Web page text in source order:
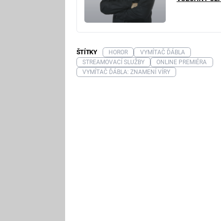
ŠTÍTKY HOROR
VYMÍTAČ ĎÁBLA
STREAMOVACÍ SLUŽBY
ONLINE PREMIÉRA
VYMÍTAČ ĎÁBLA: ZNAMENÍ VÍRY